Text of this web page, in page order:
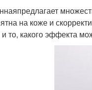
на коже и
и то, какого эффекта